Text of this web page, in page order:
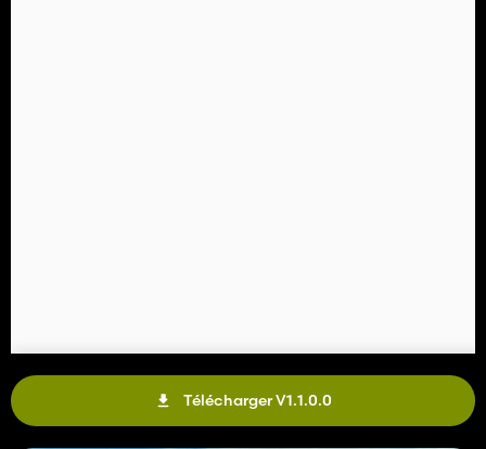
Télécharger V1.1.0.0